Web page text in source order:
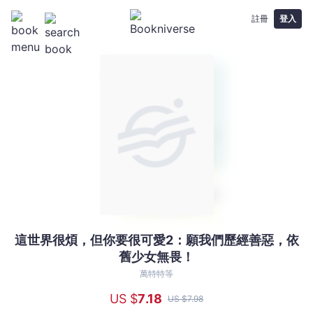
註冊 登入
這
這世界很煩，但你要很可愛2：願我們歷經善惡，依
舊少女無畏！
萬特特等
US $7.18 US $7.98